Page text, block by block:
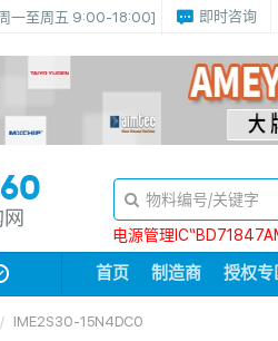
一至周五 9:00-18:00] 即时咨询
电源管理
首页 制造商 授权专
IME2S30-15N4DC0